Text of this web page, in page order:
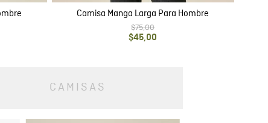
Camisa Manga Larga Para Hombre
$75,00
$45,00
CAMISAS